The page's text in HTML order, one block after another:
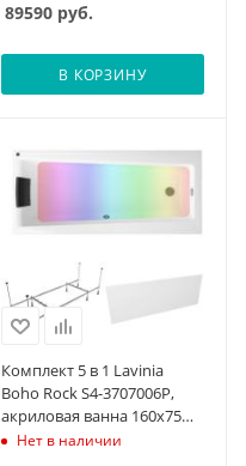
монтажным набором,
подголовник, лицевой
экран, хромотерапия
89590руб.
В КОРЗИНУ
Комплект 5 в 1 Lavinia
Boho Rock S4-3707006P,
акриловая ванна 160x75
см, усиленный
Нет в наличии